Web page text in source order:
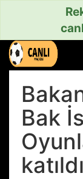
Bak
katıldı